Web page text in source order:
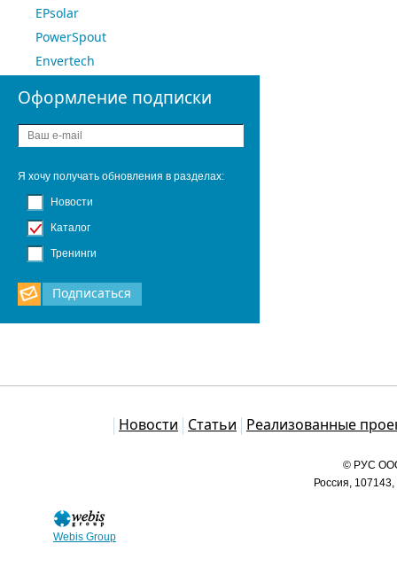
EPsolar
PowerSpout
Envertech
Оформление подписки
Я хочу получать обновления в разделах:
Новости
Каталог
Тренинги
Подписаться
Webis Group
Новости Статьи Реализованные
© РУС ООО
Россия,